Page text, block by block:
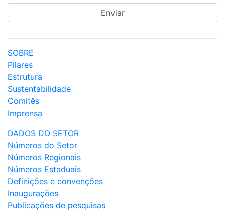
SOBRE
Pilares
Estrutura
Sustentabilidade
Comitês
Imprensa
DADOS DO SETOR
Números do Setor
Números Regionais
Números Estaduais
Definições e convenções
Inaugurações
Publicações de pesquisas